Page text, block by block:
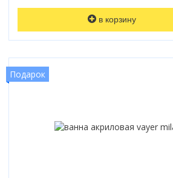
в корзину
Подарок